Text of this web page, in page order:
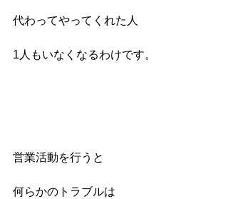
代わってやってくれた人
1人もいなくなるわけです。
営業活動を行うと
何らかのトラブルは